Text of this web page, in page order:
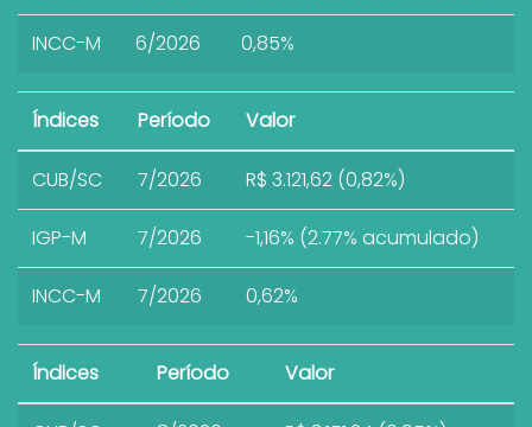
INCC-M 6/2026 0,85%
Índices Período Valor
CUB/SC 7/2026 R$ 3.121,62 (0,82%)
IGP-M 7/2026 -1,16% (2.77% acumulado)
INCC-M 7/2026 0,62%
Índices Período Valor